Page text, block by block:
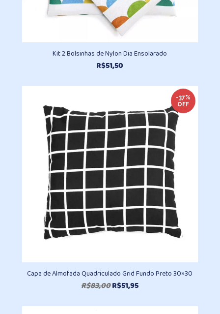
Kit 2 Bolsinhas de Nylon Dia Ensolarado
R$51,50
-37%
OFF
Capa de Almofada Quadriculado Grid Fundo Preto 30×30
R$83,00O
original
R$51,95O
atual